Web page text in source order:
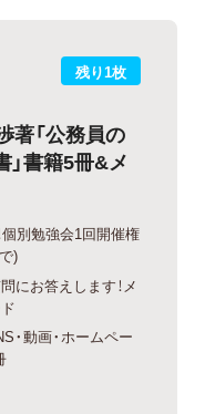
残り1枚
著「公務員の
書籍5冊&メ
個別勉強会1回開催権
)
にお答えします！メ
・動画・ホームペー